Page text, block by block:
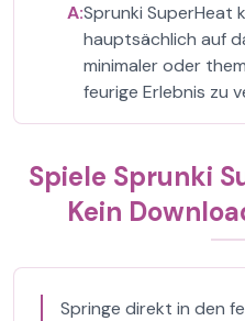
A:Sprunki SuperHeat
hauptsächlich auf
minimaler oder
feurige Erlebnis zu
Spiele Sprunki
Kein
Springe direkt in den